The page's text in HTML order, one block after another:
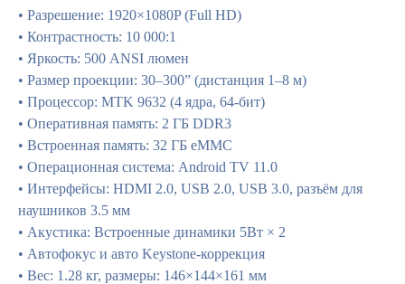
• Разрешение: 1920×1080P (Full HD)
• Контрастность: 10 000:1
• Яркость: 500 ANSI люмен
• Размер проекции: 30–300” (дистанция 1–8 м)
• Процессор: MTK 9632 (4 ядра, 64-бит)
• Оперативная память: 2 ГБ DDR3
• Встроенная память: 32 ГБ eMMC
• Операционная система: Android TV 11.0
• Интерфейсы: HDMI 2.0, USB 2.0, USB 3.0, разъём для
наушников 3.5 мм
• Акустика: Встроенные динамики 5Вт × 2
• Автофокус и авто Keystone-коррекция
• Вес: 1.28 кг, размеры: 146×144×161 мм